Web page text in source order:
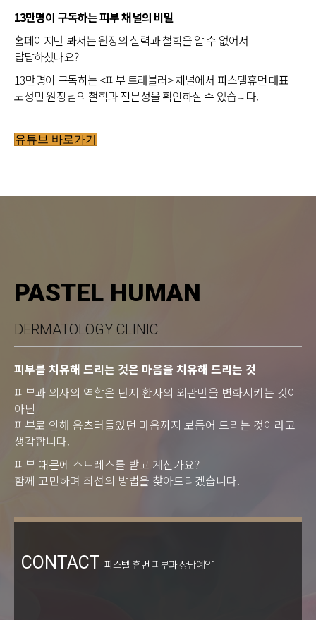
13만명이 구독하는 피부 채널의 비밀
홈페이지만 봐서는 원장의 실력과 철학을 알 수 없어서
답답하셨나요?
13만명이 구독하는 <피부 트래블러> 채널에서 파스텔휴먼 대표
노성민 원장님의 철학과 전문성을 확인하실 수 있습니다.
유튜브 바로가기
PASTEL HUMAN
DERMATOLOGY CLINIC
피부를 치유해 드리는 것은 마음을 치유해 드리는 것
피부과 의사의 역할은 단지 환자의 외관만을 변화시키는 것이
아닌
피부로 인해 움츠러들었던 마음까지 보듬어 드리는 것이라고
생각합니다.
피부 때문에 스트레스를 받고 계신가요?
함께 고민하며 최선의 방법을 찾아드리겠습니다.
CONTACT 파스텔 휴먼 피부과 상담예약